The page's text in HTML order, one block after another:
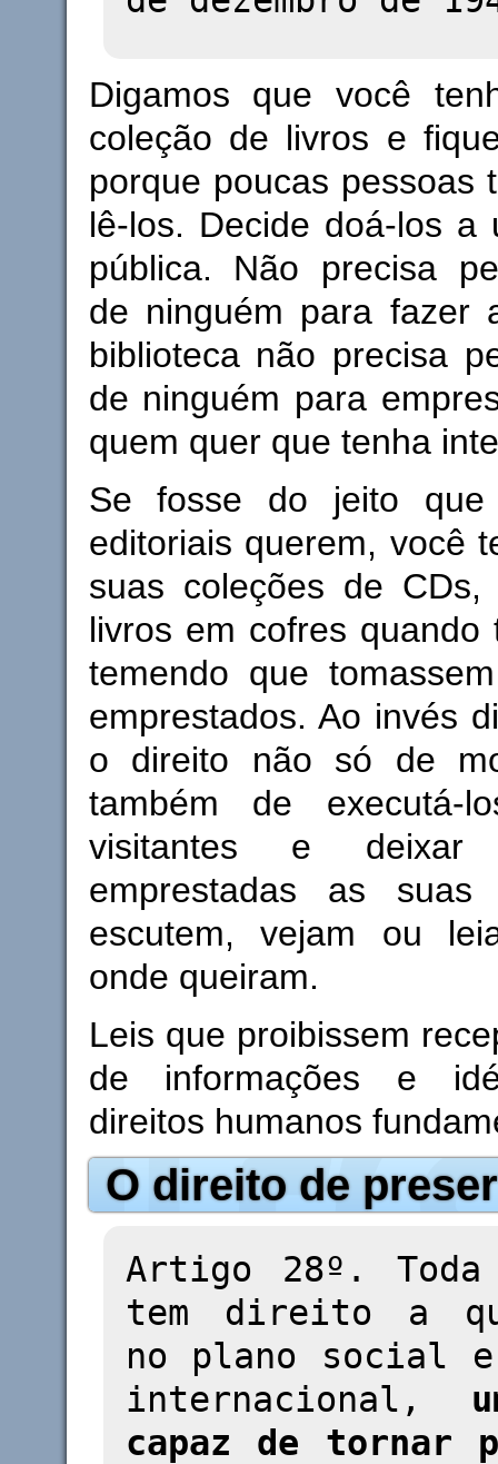
Digamos que você
coleção de livros e
porque poucas pessoas
lê-los. Decide doá-los a
pública. Não precisa
de ninguém para fazer
biblioteca não precisa
de ninguém para
quem quer que tenha
Se fosse do jeito que
editoriais querem, você
suas coleções de
livros em cofres quando
temendo que
emprestados. Ao invés
o direito não só de
também de executá-
visitantes e deixar
emprestadas as
escutem, vejam ou
onde queiram.
Leis que proibissem
de informações e
direitos humanos
O direito de
Artigo 28º. Toda
tem direito a
no plano social
internacional,
capaz de tornar